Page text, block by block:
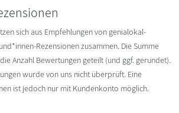
sich aus Empfehlungen von genialokal-
Rezensionen zusammen. Die Summe
Anzahl Bewertungen geteilt (und ggf. gerundet).
wurde von uns nicht überprüft. Eine
ist jedoch nur mit Kundenkonto möglich.